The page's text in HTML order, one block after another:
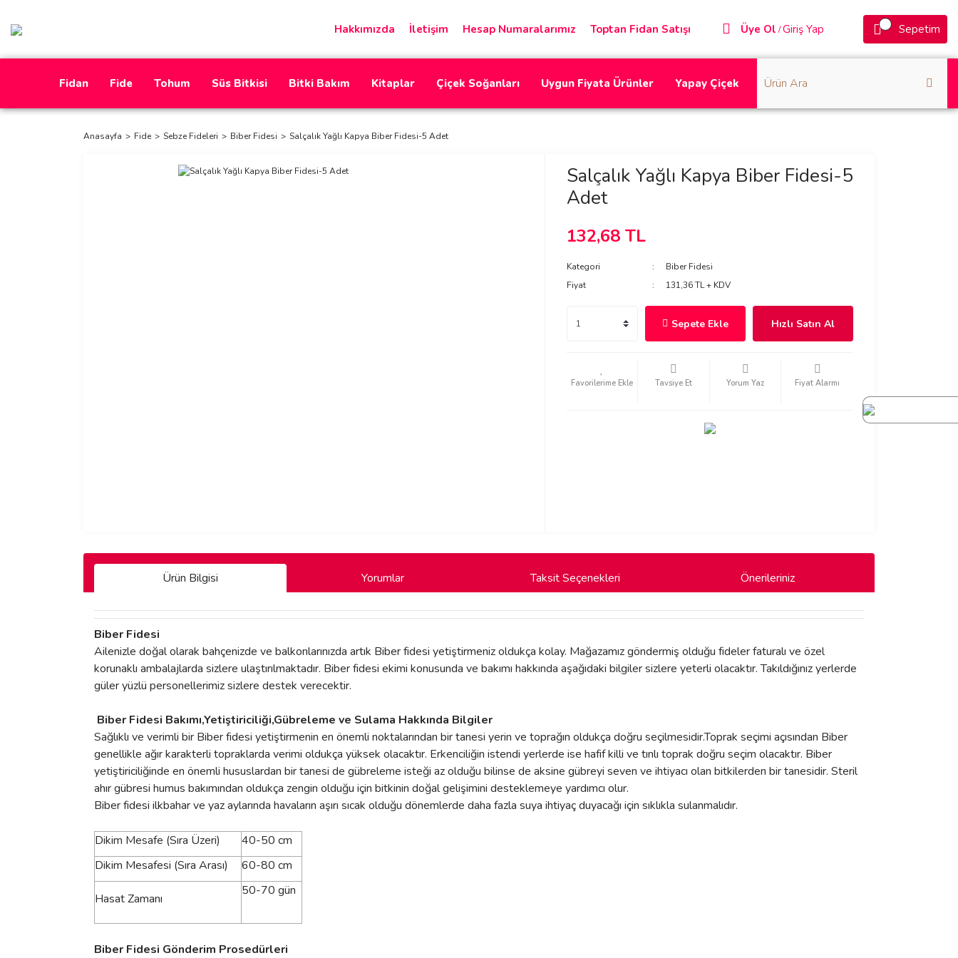
Hakkımızda İletişim Hesap Numaralarımız Toptan Fidan Satışı Üye Ol /Giriş Yap Sepetim
Fidan Fide Tohum Süs Bitkisi Bitki Bakım Kitaplar Çiçek Soğanları Uygun Fiyata Ürünler Yapay Çiçek
Anasayfa Fide Sebze Fideleri Biber Fidesi Salçalık Yağlı Kapya Biber Fidesi-5 Adet
Salçalık Yağlı Kapya Biber Fidesi-5
Adet
132,68 TL
Kategori
Biber Fidesi
Fiyat
131,36 TL + KDV
Sepete Ekle Hızlı Satın Al
Tavsiye Et Yorum Yaz Fiyat Alarmı
Ürün Bilgisi Yorumlar Taksit Seçenekleri Önerileriniz
Biber Fidesi
Ailenizle doğal olarak bahçenizde ve balkonlarınızda artık Biber fidesi yetiştirmeniz oldukça kolay. Mağazamız göndermiş olduğu fideler faturalı ve özel
korunaklı ambalajlarda sizlere ulaştırılmaktadır. Biber fidesi ekimi konusunda ve bakımı hakkında aşağıdaki bilgiler sizlere yeterli olacaktır. Takıldığınız yerlerde
güler yüzlü personellerimiz sizlere destek verecektir.
Biber Fidesi Bakımı,Yetiştiriciliği,Gübreleme ve Sulama Hakkında Bilgiler
Sağlıklı ve verimli bir Biber fidesi yetiştirmenin en önemli noktalarından bir tanesi yerin ve toprağın oldukça doğru seçilmesidir.Toprak seçimi açısından Biber
genellikle ağır karakterli topraklarda verimi oldukça yüksek olacaktır. Erkenciliğin istendi yerlerde ise hafif killi ve tınlı toprak doğru seçim olacaktır. Biber
yetiştiriciliğinde en önemli hususlardan bir tanesi de gübreleme isteği az olduğu bilinse de aksine gübreyi seven ve ihtiyacı olan bitkilerden bir tanesidir. Steril
ahır gübresi humus bakımından oldukça zengin olduğu için bitkinin doğal gelişimini desteklemeye yardımcı olur.
Biber fidesi ilkbahar ve yaz aylarında havaların aşırı sıcak olduğu dönemlerde daha fazla suya ihtiyaç duyacağı için sıklıkla sulanmalıdır.
Dikim Mesafe (Sıra Üzeri)
40-50 cm
Dikim Mesafesi (Sıra Arası)
60-80 cm
Hasat Zamanı
50-70 gün
Biber Fidesi Gönderim Prosedürleri